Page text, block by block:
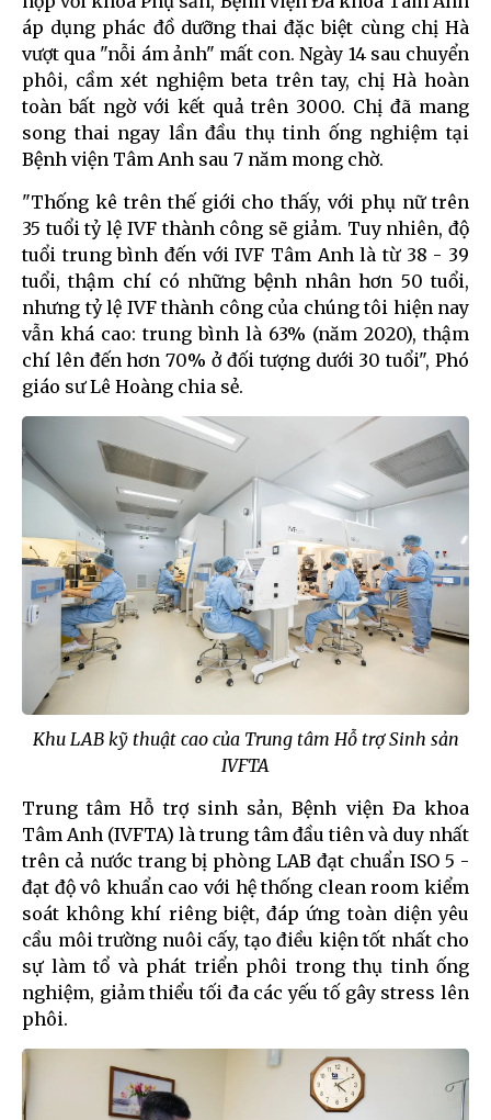
áp dụng phác đồ dưỡng thai đặc biệt cùng chị Hà
vượt qua "nỗi ám ảnh" mất con. Ngày 14 sau chuyển
phôi, cầm xét nghiệm beta trên tay, chị Hà hoàn
toàn bất ngờ với kết quả trên 3000. Chị đã mang
song thai ngay lần đầu thụ tinh ống nghiệm tại
Bệnh viện Tâm Anh sau 7 năm mong chờ.
"Thống kê trên thế giới cho thấy, với phụ nữ trên
35 tuổi tỷ lệ IVF thành công sẽ giảm. Tuy nhiên, độ
tuổi trung bình đến với IVF Tâm Anh là từ 38 - 39
tuổi, thậm chí có những bệnh nhân hơn 50 tuổi,
nhưng tỷ lệ IVF thành công của chúng tôi hiện nay
vẫn khá cao: trung bình là 63% (năm 2020), thậm
chí lên đến hơn 70% ở đối tượng dưới 30 tuổi", Phó
giáo sư Lê Hoàng chia sẻ.
Khu LAB kỹ thuật cao của Trung tâm Hỗ trợ Sinh sản
IVFTA
Trung tâm Hỗ trợ sinh sản, Bệnh viện Đa khoa
Tâm Anh (IVFTA) là trung tâm đầu tiên và duy nhất
trên cả nước trang bị phòng LAB đạt chuẩn ISO 5 -
đạt độ vô khuẩn cao với hệ thống clean room kiểm
soát không khí riêng biệt, đáp ứng toàn diện yêu
cầu môi trường nuôi cấy, tạo điều kiện tốt nhất cho
sự làm tổ và phát triển phôi trong thụ tinh ống
nghiệm, giảm thiểu tối đa các yếu tố gây stress lên
phôi.